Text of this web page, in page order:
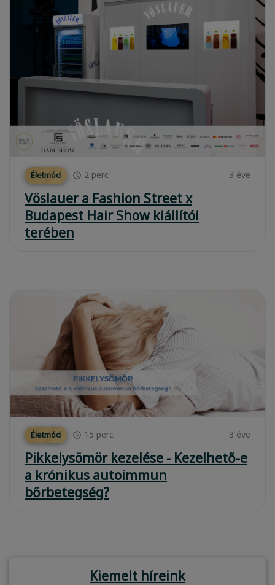
Életmód 2 perc 3 éve
Vöslauer a Fashion Street x
Budapest Hair Show kiállítói
terében
Életmód 15 perc 3 éve
Pikkelysömör kezelése - Kezelhető-e
a krónikus autoimmun
bőrbetegség?
Kiemelt híreink